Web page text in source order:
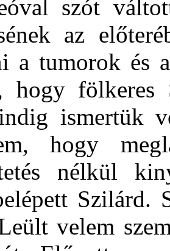
szót
az
a tumorok és
hogy
ismertük
hogy
nélkül
Szilárd.
velem